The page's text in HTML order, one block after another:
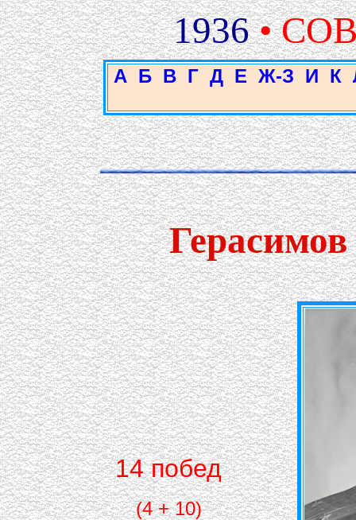
1936 •
А Б В Г Д Е Ж-З И К
14 побед
(4 + 10)